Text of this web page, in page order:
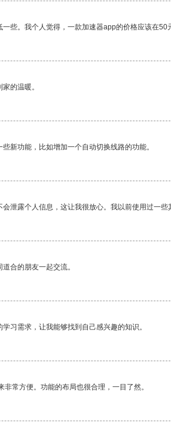
些。我个人觉得，一款加速器app的价格应该在50
的温暖。
新功能，比如增加一个自动切换线路的功能。
泄露个人信息，这让我很放心。我以前使用过一
合的朋友一起交流。
习需求，让我能够找到自己感兴趣的知识。
常方便。功能的布局也很合理，一目了然。